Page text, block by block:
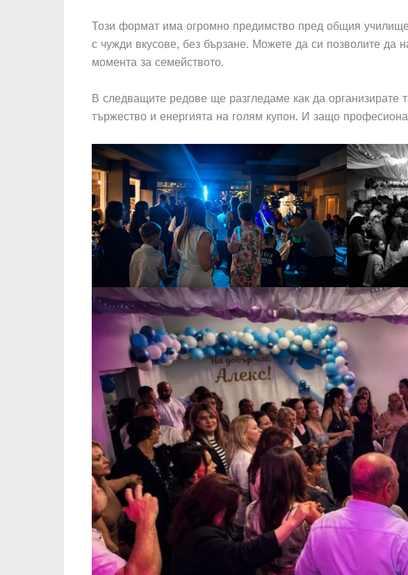
Този формат има огромно предимство пред общия
с чужди вкусове, без бързане. Можете да си позволите да
момента за семейството.
В следващите редове ще разгледаме как да организирате
тържество и енергията на голям купон. И защо